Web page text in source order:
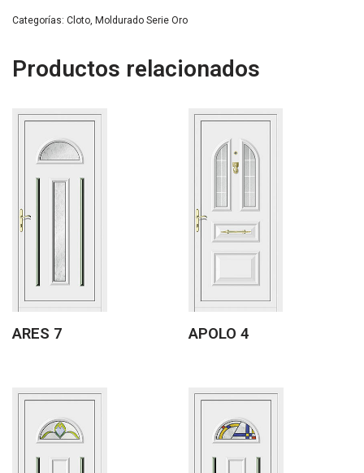
Categorías: Cloto, Moldurado Serie Oro
Productos relacionados
ARES 7 APOLO 4